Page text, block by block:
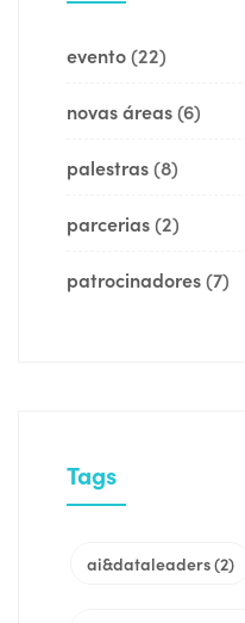
evento(22)
novas áreas(6)
palestras(8)
parcerias(2)
patrocinadores(7)
Tags
ai&dataleaders(2)